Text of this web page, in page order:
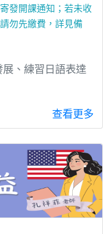
發開課通知；若未收
勿先繳費，詳見備
、練習日語表達
查看更多